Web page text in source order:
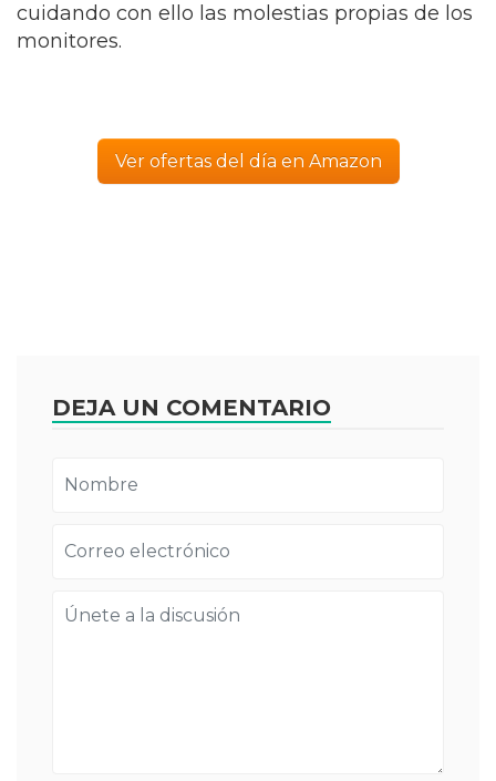
cuidando con ello las molestias propias de los
monitores.
Ver ofertas del día en Amazon
DEJA UN COMENTARIO